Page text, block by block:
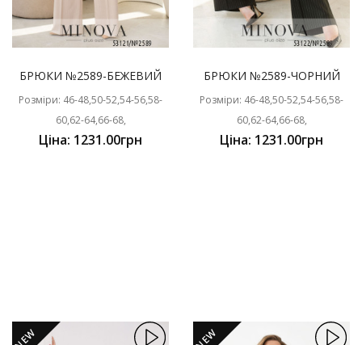
БРЮКИ №2589-БЕЖЕВИЙ
Розміри: 46-48,50-52,54-56,58-
60,62-64,66-68,
Ціна: 1231.00грн
БРЮКИ №2589-ЧОРНИЙ
Розміри: 46-48,50-52,54-56,58-
60,62-64,66-68,
Ціна: 1231.00грн
NEW NEW